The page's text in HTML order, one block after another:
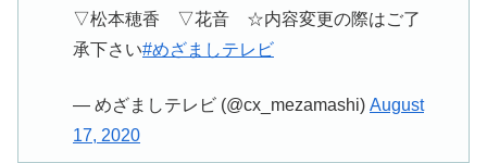
▽松本穂香 ▽花音 ☆内容変更の際はご了
承下さい#めざましテレビ
— めざましテレビ (@cx_mezamashi) August
17, 2020